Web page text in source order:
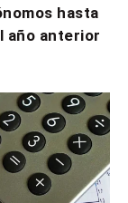
hasta
año anterior